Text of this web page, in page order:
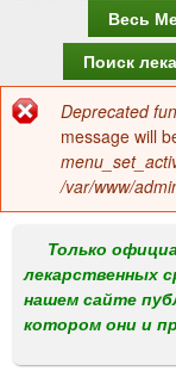
а
в
о
м
е
н
Весь
Поиск
об
ошибке
Deprecated
message will
/var/www/
Только
лекарственных
нашем сайте
котором они и